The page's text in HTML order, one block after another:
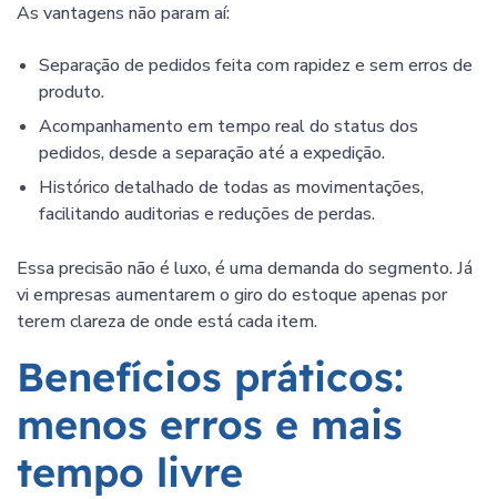
As vantagens não param aí:
Separação de pedidos feita com rapidez e sem erros de
produto.
Acompanhamento em tempo real do status dos
pedidos, desde a separação até a expedição.
Histórico detalhado de todas as movimentações,
facilitando auditorias e reduções de perdas.
Essa precisão não é luxo, é uma demanda do segmento. Já
vi empresas aumentarem o giro do estoque apenas por
terem clareza de onde está cada item.
Benefícios práticos:
menos erros e mais
tempo livre